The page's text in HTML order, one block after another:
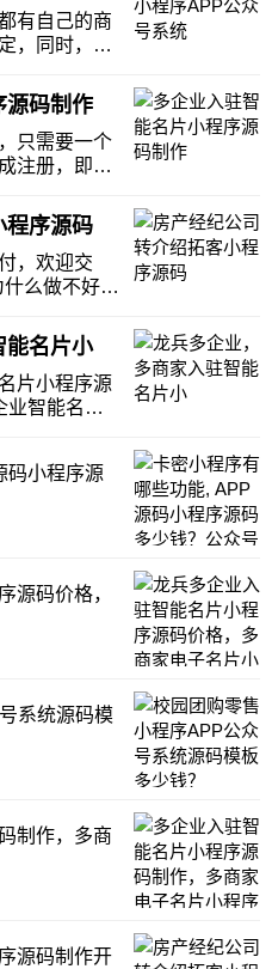
有自己的商
，同时，校
家很难进
杯羹，谁能
商机，谁就
源码制作
只需要一个
注册，即可
客户管理系
入驻企业解
客户，提升
程序源码
，欢迎交
么做不好转
司都在发展
薪，但是一
合伙人。这
能名片小
片小程序源
业智能名
，获客文
雷达、客户
码小程序源
源码价格，
系统源码模
制作，多商
源码制作开